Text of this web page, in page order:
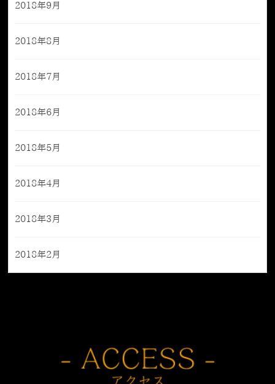
2018年9月
2018年8月
2018年7月
2018年6月
2018年5月
2018年4月
2018年3月
2018年2月